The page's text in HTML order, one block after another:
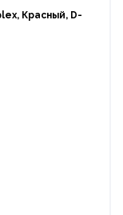
Красный, D-